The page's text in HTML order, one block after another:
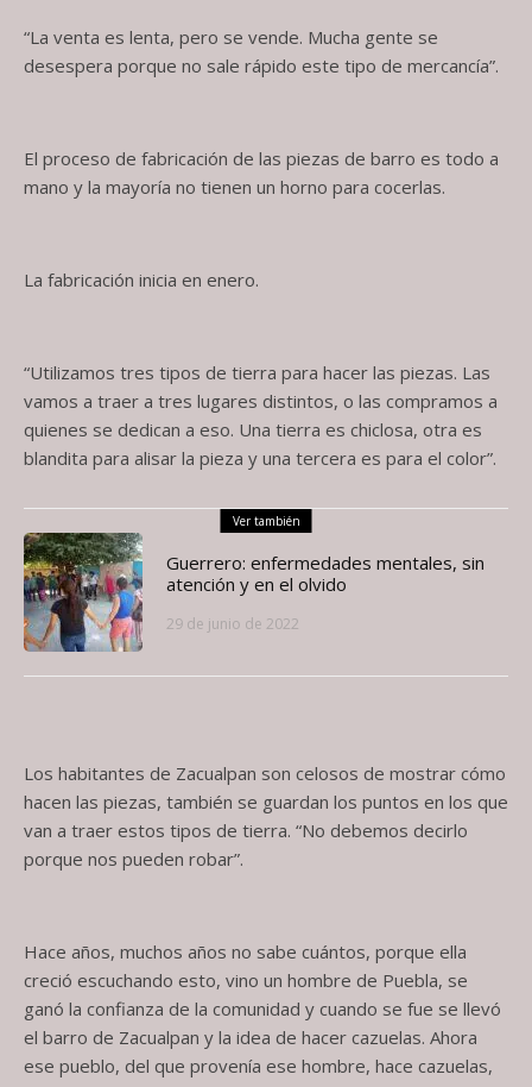
“La venta es lenta, pero se vende. Mucha gente se
desespera porque no sale rápido este tipo de mercancía”.
El proceso de fabricación de las piezas de barro es todo a
mano y la mayoría no tienen un horno para cocerlas.
La fabricación inicia en enero.
“Utilizamos tres tipos de tierra para hacer las piezas. Las
vamos a traer a tres lugares distintos, o las compramos a
quienes se dedican a eso. Una tierra es chiclosa, otra es
blandita para alisar la pieza y una tercera es para el color”.
Ver también
Guerrero: enfermedades mentales, sin
atención y en el olvido
29 de junio de 2022
Los habitantes de Zacualpan son celosos de mostrar cómo
hacen las piezas, también se guardan los puntos en los que
van a traer estos tipos de tierra. “No debemos decirlo
porque nos pueden robar”.
Hace años, muchos años no sabe cuántos, porque ella
creció escuchando esto, vino un hombre de Puebla, se
ganó la confianza de la comunidad y cuando se fue se llevó
el barro de Zacualpan y la idea de hacer cazuelas. Ahora
ese pueblo, del que provenía ese hombre, hace cazuelas,